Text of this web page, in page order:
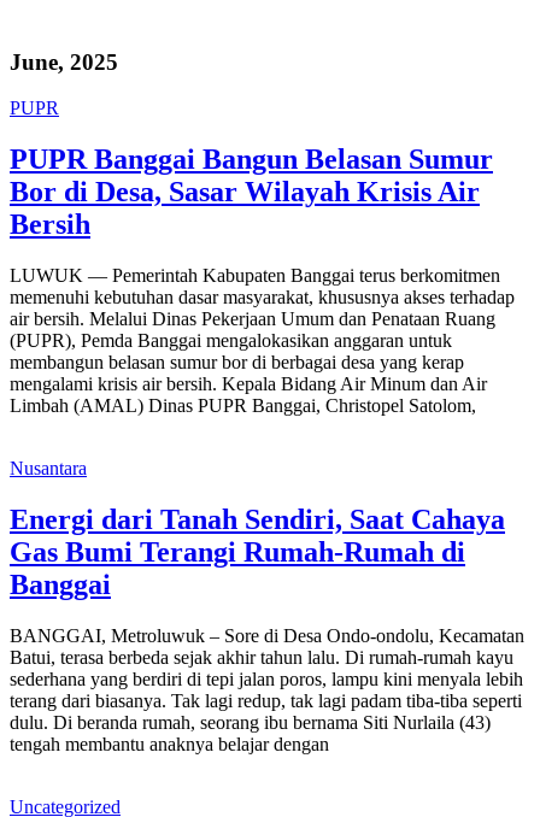
June, 2025
PUPR
PUPR Banggai Bangun Belasan Sumur
Bor di Desa, Sasar Wilayah Krisis Air
Bersih
LUWUK — Pemerintah Kabupaten Banggai terus berkomitmen
memenuhi kebutuhan dasar masyarakat, khususnya akses terhadap
air bersih. Melalui Dinas Pekerjaan Umum dan Penataan Ruang
(PUPR), Pemda Banggai mengalokasikan anggaran untuk
membangun belasan sumur bor di berbagai desa yang kerap
mengalami krisis air bersih. Kepala Bidang Air Minum dan Air
Limbah (AMAL) Dinas PUPR Banggai, Christopel Satolom,
Nusantara
Energi dari Tanah Sendiri, Saat Cahaya
Gas Bumi Terangi Rumah-Rumah di
Banggai
BANGGAI, Metroluwuk – Sore di Desa Ondo-ondolu, Kecamatan
Batui, terasa berbeda sejak akhir tahun lalu. Di rumah-rumah kayu
sederhana yang berdiri di tepi jalan poros, lampu kini menyala lebih
terang dari biasanya. Tak lagi redup, tak lagi padam tiba-tiba seperti
dulu. Di beranda rumah, seorang ibu bernama Siti Nurlaila (43)
tengah membantu anaknya belajar dengan
Uncategorized